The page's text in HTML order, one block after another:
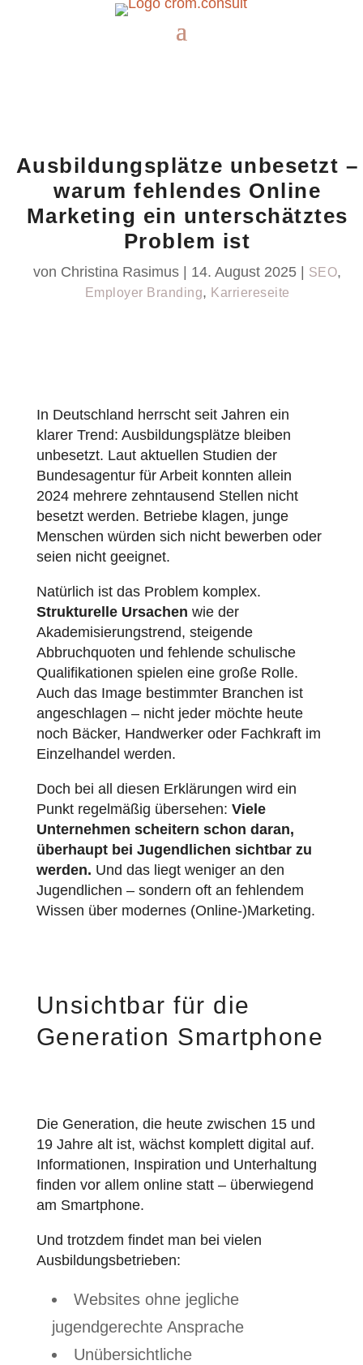
Ausbildungsplätze unbesetzt –
warum fehlendes Online
Marketing ein unterschätztes
Problem ist
von Christina Rasimus| 14. August 2025| SEO,
Employer Branding, Karriereseite
In Deutschland herrscht seit Jahren ein
klarer Trend: Ausbildungsplätze bleiben
unbesetzt. Laut aktuellen Studien der
Bundesagentur für Arbeit konnten allein
2024 mehrere zehntausend Stellen nicht
besetzt werden. Betriebe klagen, junge
Menschen würden sich nicht bewerben oder
seien nicht geeignet.
Natürlich ist das Problem komplex.
Strukturelle Ursachen wie der
Akademisierungstrend, steigende
Abbruchquoten und fehlende schulische
Qualifikationen spielen eine große Rolle.
Auch das Image bestimmter Branchen ist
angeschlagen – nicht jeder möchte heute
noch Bäcker, Handwerker oder Fachkraft im
Einzelhandel werden.
Doch bei all diesen Erklärungen wird ein
Punkt regelmäßig übersehen: Viele
Unternehmen scheitern schon daran,
überhaupt bei Jugendlichen sichtbar zu
werden. Und das liegt weniger an den
Jugendlichen – sondern oft an fehlendem
Wissen über modernes (Online-)Marketing.
Unsichtbar für die
Generation Smartphone
Die Generation, die heute zwischen 15 und
19 Jahre alt ist, wächst komplett digital auf.
Informationen, Inspiration und Unterhaltung
finden vor allem online statt – überwiegend
am Smartphone.
Und trotzdem findet man bei vielen
Ausbildungsbetrieben:
Websites ohne jegliche
jugendgerechte Ansprache
Unübersichtliche